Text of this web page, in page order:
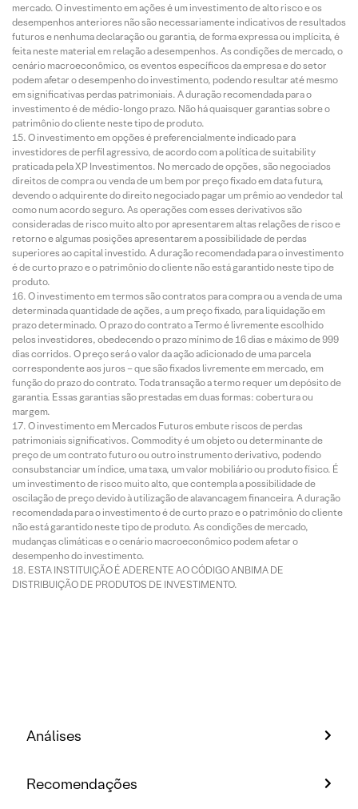
mercado. O investimento em ações é um investimento de alto risco e os
desempenhos anteriores não são necessariamente indicativos de resultados
futuros e nenhuma declaração ou garantia, de forma expressa ou implícita, é
feita neste material em relação a desempenhos. As condições de mercado, o
cenário macroeconômico, os eventos específicos da empresa e do setor
podem afetar o desempenho do investimento, podendo resultar até mesmo
em significativas perdas patrimoniais. A duração recomendada para o
investimento é de médio-longo prazo. Não há quaisquer garantias sobre o
patrimônio do cliente neste tipo de produto.
O investimento em opções é preferencialmente indicado para
investidores de perfil agressivo, de acordo com a política de suitability
praticada pela XP Investimentos. No mercado de opções, são negociados
direitos de compra ou venda de um bem por preço fixado em data futura,
devendo o adquirente do direito negociado pagar um prêmio ao vendedor tal
como num acordo seguro. As operações com esses derivativos são
consideradas de risco muito alto por apresentarem altas relações de risco e
retorno e algumas posições apresentarem a possibilidade de perdas
superiores ao capital investido. A duração recomendada para o investimento
é de curto prazo e o patrimônio do cliente não está garantido neste tipo de
produto.
O investimento em termos são contratos para compra ou a venda de uma
determinada quantidade de ações, a um preço fixado, para liquidação em
prazo determinado. O prazo do contrato a Termo é livremente escolhido
pelos investidores, obedecendo o prazo mínimo de 16 dias e máximo de 999
dias corridos. O preço será o valor da ação adicionado de uma parcela
correspondente aos juros – que são fixados livremente em mercado, em
função do prazo do contrato. Toda transação a termo requer um depósito de
garantia. Essas garantias são prestadas em duas formas: cobertura ou
margem.
O investimento em Mercados Futuros embute riscos de perdas
patrimoniais significativos. Commodity é um objeto ou determinante de
preço de um contrato futuro ou outro instrumento derivativo, podendo
consubstanciar um índice, uma taxa, um valor mobiliário ou produto físico. É
um investimento de risco muito alto, que contempla a possibilidade de
oscilação de preço devido à utilização de alavancagem financeira. A duração
recomendada para o investimento é de curto prazo e o patrimônio do cliente
não está garantido neste tipo de produto. As condições de mercado,
mudanças climáticas e o cenário macroeconômico podem afetar o
desempenho do investimento.
ESTA INSTITUIÇÃO É ADERENTE AO CÓDIGO ANBIMA DE
DISTRIBUIÇÃO DE PRODUTOS DE INVESTIMENTO.
Análises
Recomendações